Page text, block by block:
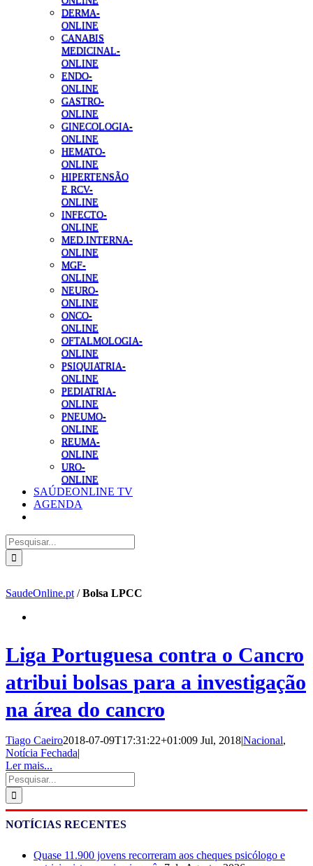
DERMA-
ONLINE
CANABIS
MEDICINAL-
ONLINE
ENDO-
ONLINE
GASTRO-
ONLINE
GINECOLOGIA-
ONLINE
HEMATO-
ONLINE
HIPERTENSÃO
E RCV-
ONLINE
INFECTO-
ONLINE
MED.INTERNA-
ONLINE
MGF-
ONLINE
NEURO-
ONLINE
ONCO-
ONLINE
OFTALMOLOGIA-
ONLINE
PSIQUIATRIA-
ONLINE
PEDIATRIA-
ONLINE
PNEUMO-
ONLINE
REUMA-
ONLINE
URO-
ONLINE
SAÚDEONLINE TV
AGENDA
Pesquisar
SaudeOnline.pt /Bolsa LPCC
Liga Portuguesa contra o Cancro
atribui bolsas para a investigação
na área do cancro
Tiago Caeiro2018-07-09T17:31:22+01:009 Jul, 2018|Nacional,
Notícia Fechada|
Ler mais...
Pesquisar
NOTÍCIAS RECENTES
Quase 11.900 jovens recorreram aos cheques psicólogo e